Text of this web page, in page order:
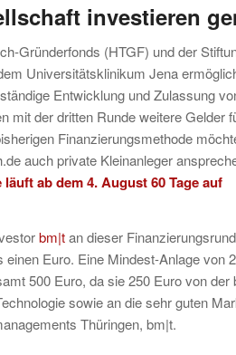
investieren
Gründerfonds (HTGF) und der
Universitätsklinikum Jena
Entwicklung und Zulassung
mit der dritten Runde weitere Gelder
Finanzierungsmethode
auch private Kleinanleger
läuft ab dem 4. August 60 Tage auf
bm|tan dieser
Euro. Eine Mindest-Anlage von
500 Euro, da sie 250 Euro von der
sowie an die sehr guten
Thüringen, bm|t.